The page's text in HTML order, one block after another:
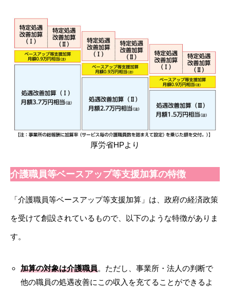
厚労省HPより
介護職員等ベースアップ等支援加算の特徴
「介護職員等ベースアップ等支援加算」は、政府の経済政策
を受けて創設されているもので、以下のような特徴がありま
す。
加算の対象は介護職員。ただし、事業所・法人の判断で
他の職員の処遇改善にこの収入を充てることができるよ